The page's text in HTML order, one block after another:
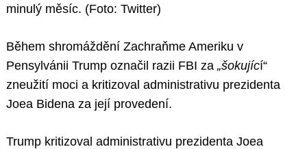
minulý měsíc. (Foto: Twitter)
Během shromáždění Zachraňme Ameriku v
Pensylvánii Trump označil razii FBI za „šokující“
zneužití moci a kritizoval administrativu prezidenta
Joea Bidena za její provedení.
Trump kritizoval administrativu prezidenta Joea